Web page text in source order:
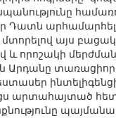
Դատն
այս
և որոշակի
Արդանը
արտահայտած